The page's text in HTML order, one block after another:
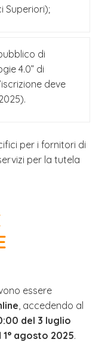
Superiori);
di
4.0” di
deve
per i fornitori di
per la tutela
essere
, accedendo al
del 3 luglio
agosto 2025.